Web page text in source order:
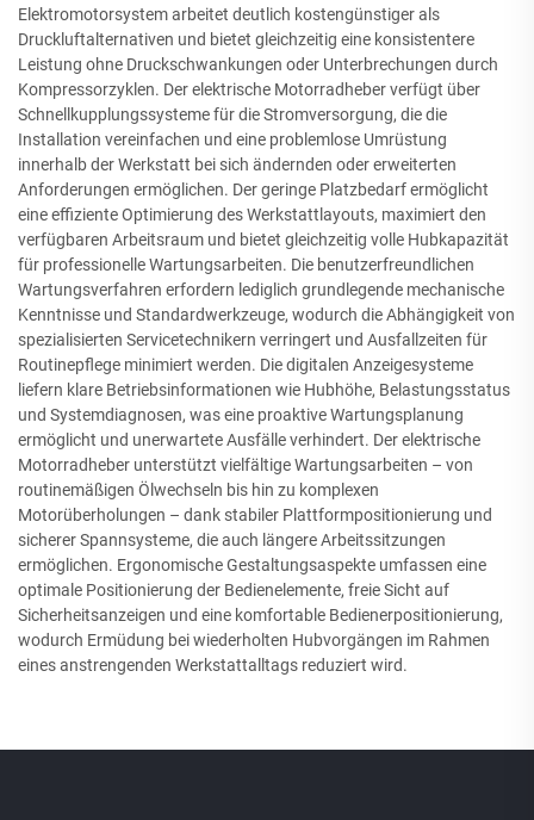
Elektromotorsystem arbeitet deutlich kostengünstiger als
Druckluftalternativen und bietet gleichzeitig eine konsistentere
Leistung ohne Druckschwankungen oder Unterbrechungen durch
Kompressorzyklen. Der elektrische Motorradheber verfügt über
Schnellkupplungssysteme für die Stromversorgung, die die
Installation vereinfachen und eine problemlose Umrüstung
innerhalb der Werkstatt bei sich ändernden oder erweiterten
Anforderungen ermöglichen. Der geringe Platzbedarf ermöglicht
eine effiziente Optimierung des Werkstattlayouts, maximiert den
verfügbaren Arbeitsraum und bietet gleichzeitig volle Hubkapazität
für professionelle Wartungsarbeiten. Die benutzerfreundlichen
Wartungsverfahren erfordern lediglich grundlegende mechanische
Kenntnisse und Standardwerkzeuge, wodurch die Abhängigkeit von
spezialisierten Servicetechnikern verringert und Ausfallzeiten für
Routinepflege minimiert werden. Die digitalen Anzeigesysteme
liefern klare Betriebsinformationen wie Hubhöhe, Belastungsstatus
und Systemdiagnosen, was eine proaktive Wartungsplanung
ermöglicht und unerwartete Ausfälle verhindert. Der elektrische
Motorradheber unterstützt vielfältige Wartungsarbeiten – von
routinemäßigen Ölwechseln bis hin zu komplexen
Motorüberholungen – dank stabiler Plattformpositionierung und
sicherer Spannsysteme, die auch längere Arbeitssitzungen
ermöglichen. Ergonomische Gestaltungsaspekte umfassen eine
optimale Positionierung der Bedienelemente, freie Sicht auf
Sicherheitsanzeigen und eine komfortable Bedienerpositionierung,
wodurch Ermüdung bei wiederholten Hubvorgängen im Rahmen
eines anstrengenden Werkstattalltags reduziert wird.